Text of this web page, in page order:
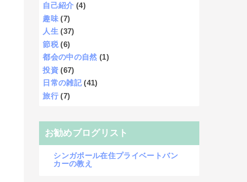
自己紹介 (4)
趣味 (7)
人生 (37)
節税 (6)
都会の中の自然 (1)
投資 (67)
日常の雑記 (41)
旅行 (7)
お勧めブログリスト
シンガポール在住プライベートバン
カーの教え